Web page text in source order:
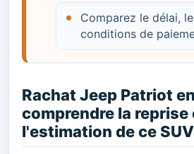
Comparez le délai,
conditions de
Rachat Jeep Patriot
comprendre la reprise
l'estimation de ce